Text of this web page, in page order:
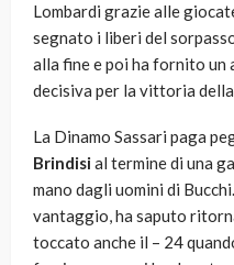
Lombardi grazie alle
segnato i liberi del
alla fine e poi ha fornito un
decisiva per la vittoria
La Dinamo Sassari paga
Brindisial termine di una
mano dagli uomini di
vantaggio, ha saputo
toccato anche il – 24